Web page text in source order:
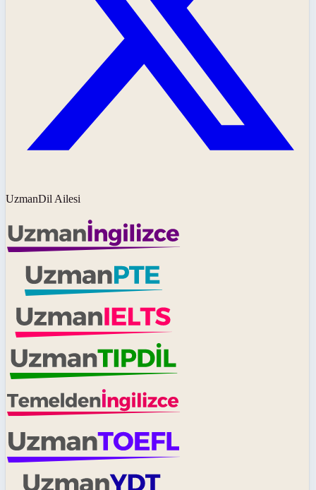
UzmanDil Ailesi